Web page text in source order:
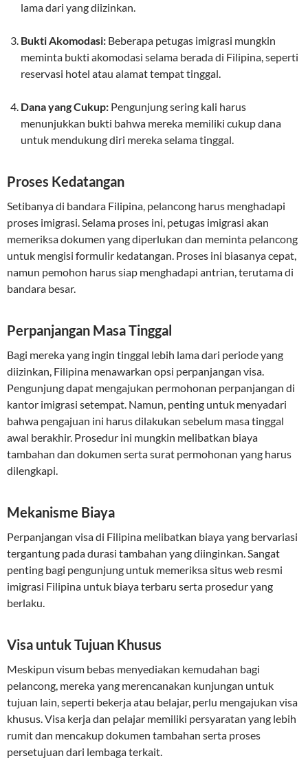
lama dari yang diizinkan.
Bukti Akomodasi: Beberapa petugas imigrasi mungkin
meminta bukti akomodasi selama berada di Filipina, seperti
reservasi hotel atau alamat tempat tinggal.
Dana yang Cukup: Pengunjung sering kali harus
menunjukkan bukti bahwa mereka memiliki cukup dana
untuk mendukung diri mereka selama tinggal.
Proses Kedatangan
Setibanya di bandara Filipina, pelancong harus menghadapi
proses imigrasi. Selama proses ini, petugas imigrasi akan
memeriksa dokumen yang diperlukan dan meminta pelancong
untuk mengisi formulir kedatangan. Proses ini biasanya cepat,
namun pemohon harus siap menghadapi antrian, terutama di
bandara besar.
Perpanjangan Masa Tinggal
Bagi mereka yang ingin tinggal lebih lama dari periode yang
diizinkan, Filipina menawarkan opsi perpanjangan visa.
Pengunjung dapat mengajukan permohonan perpanjangan di
kantor imigrasi setempat. Namun, penting untuk menyadari
bahwa pengajuan ini harus dilakukan sebelum masa tinggal
awal berakhir. Prosedur ini mungkin melibatkan biaya
tambahan dan dokumen serta surat permohonan yang harus
dilengkapi.
Mekanisme Biaya
Perpanjangan visa di Filipina melibatkan biaya yang bervariasi
tergantung pada durasi tambahan yang diinginkan. Sangat
penting bagi pengunjung untuk memeriksa situs web resmi
imigrasi Filipina untuk biaya terbaru serta prosedur yang
berlaku.
Visa untuk Tujuan Khusus
Meskipun visum bebas menyediakan kemudahan bagi
pelancong, mereka yang merencanakan kunjungan untuk
tujuan lain, seperti bekerja atau belajar, perlu mengajukan visa
khusus. Visa kerja dan pelajar memiliki persyaratan yang lebih
rumit dan mencakup dokumen tambahan serta proses
persetujuan dari lembaga terkait.